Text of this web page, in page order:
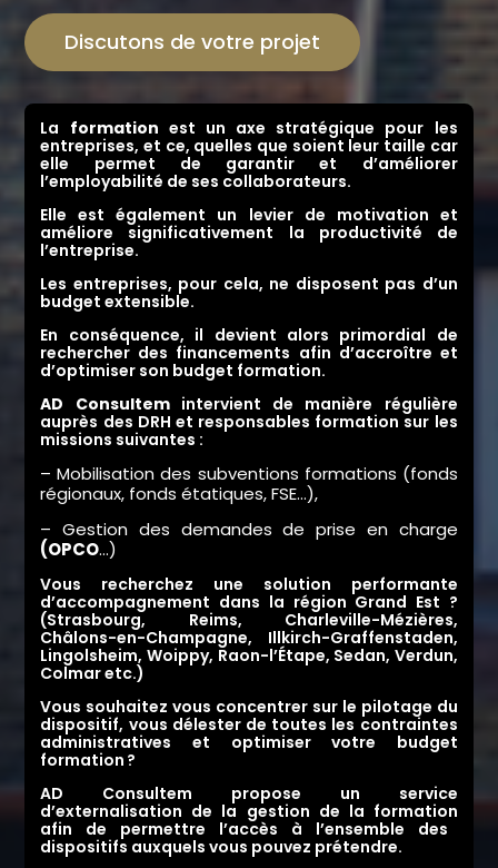
Discutons de votre projet
La formation est un axe stratégique pour les
entreprises, et ce, quelles que soient leur taille car
elle permet de garantir et d’améliorer
l’employabilité de ses collaborateurs.
Elle est également un levier de motivation et
améliore significativement la productivité de
l’entreprise.
Les entreprises, pour cela, ne disposent pas d’un
budget extensible.
En conséquence, il devient alors primordial de
rechercher des financements afin d’accroître et
d’optimiser son budget formation.
AD Consultemintervient de manière régulière
auprès des DRH et responsables formation sur les
missions suivantes :
– Mobilisation des subventions formations (fonds
régionaux, fonds étatiques,FSE…),
– Gestion des demandes de prise en charge
(OPCO…)
Vous recherchez une solution performante
d’accompagnement dans la région Grand Est ?
(Strasbourg, Reims, Charleville-Mézières,
Châlons-en-Champagne, Illkirch-Graffenstaden,
Lingolsheim, Woippy, Raon-l’Étape, Sedan, Verdun,
Colmaretc.)
Vous souhaitez vous concentrer sur le pilotage du
dispositif, vous délester de toutes les contraintes
administratives et optimiser votre budget
formation ?
AD Consultem propose un service
d’externalisation de la gestion de la formation
afin de permettre l’accès à l’ensemble des
dispositifs auxquels vous pouvez prétendre.